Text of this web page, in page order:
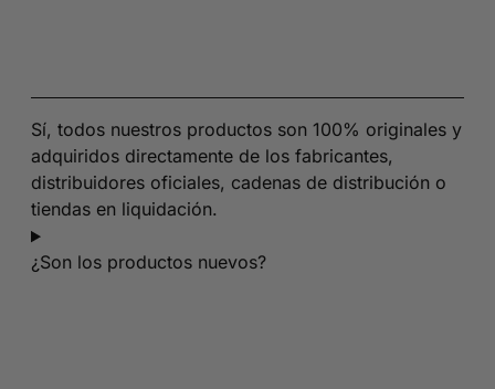
Sí, todos nuestros productos son 100% originales y
adquiridos directamente de los fabricantes,
distribuidores oficiales, cadenas de distribución o
tiendas en liquidación.
¿Son los productos nuevos?